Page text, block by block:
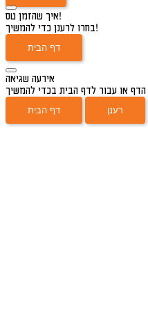
איך שהזמן טס!
בחרו לרענן כדי להמשיך!
דף הבית
אירעה שגיאה
הדף או עבור לדף הבית בכדי להמשיך
דף הבית רענן